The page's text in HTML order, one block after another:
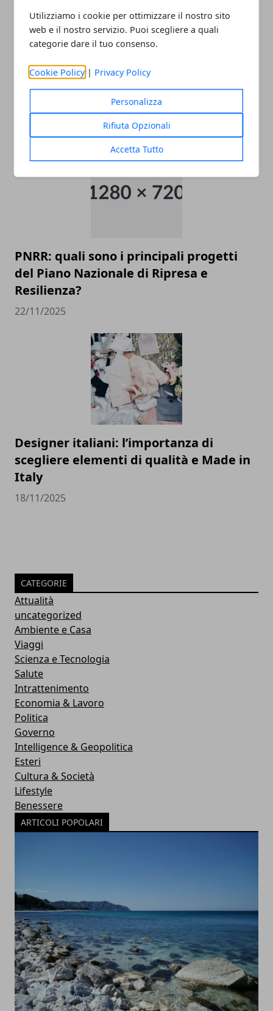
Utilizziamo i cookie per ottimizzare il nostro sito
web e il nostro servizio. Puoi scegliere a quali
categorie dare il tuo consenso.
Cookie Policy | Privacy Policy
Personalizza
Rifiuta Opzionali
Accetta Tutto
Come raggiungere l’aeroporto di
PNRR: quali sono i principali progetti
del Piano Nazionale di Ripresa e
Resilienza?
22/11/2025
Designer italiani: l’importanza di
scegliere elementi di qualità e Made in
Italy
18/11/2025
CATEGORIE
Attualità
uncategorized
Ambiente e Casa
Viaggi
Scienza e Tecnologia
Salute
Intrattenimento
Economia & Lavoro
Politica
Governo
Intelligence & Geopolitica
Esteri
Cultura & Società
Lifestyle
Benessere
ARTICOLI POPOLARI